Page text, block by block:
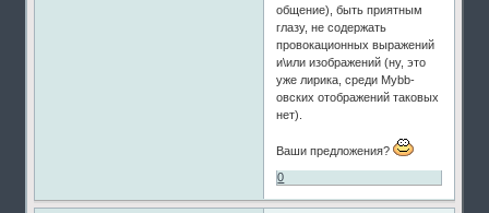
общение), быть приятным
глазу, не содержать
провокационных выражений
и\или изображений (ну, это
уже лирика, среди Mybb-
овских отображений таковых
нет).
Ваши предложения?
0